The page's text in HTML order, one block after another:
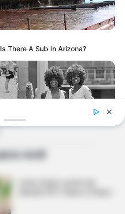
There A Sub In Arizona?
A Beauty Standard